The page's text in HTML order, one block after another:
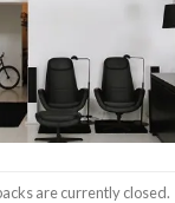
are currently closed.